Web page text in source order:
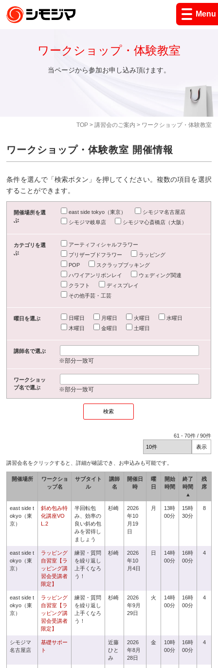
Menu
TOP> 講習会のご案内 > ワークショップ・体験教室
ワークショップ・体験教室
当ページから参加お申し込み頂けます。
ワークショップ・体験教室 開催情報
条件を選んで「検索ボタン」を押してください。複数の項目を選択
することができます。
開催場所を選
ぶ
east side tokyo（東京）
シモジマ名古屋店
シモジマ岐阜店
シモジマ心斎橋店（大阪）
カテゴリを選
ぶ
アーティフィシャルフラワー
プリザーブドフラワー
ラッピング
POP
スクラップブッキング
ハワイアンリボンレイ
ウェディング関連
クラフト
ディスプレイ
その他手芸・工芸
曜日を選ぶ 日曜日 月曜日 火曜日
水曜日
木曜日
金曜日 土曜日
講師名で選ぶ
※部分一致可
ワークショッ
プ名で選ぶ
※部分一致可
61 -70件 /90件
講習会名をクリックすると、詳細が確認でき、お申込みも可能です。
開催場所
ワークショ
ップ名
サブタイト
ル
講師
名
開催日
時
曜
日
開始
時間
終了
時間
▲
残
席
east side t
okyo（東
京）
斜め包み特
化講座VO
L.2
半回転包
み、効率の
良い斜め包
みを習得し
ましょう
杉崎
2026
年10
月19
日
月
13時
00分
15時
30分
8
east side t
okyo（東
京）
ラッピング
自習室【ラ
ッピング講
習会受講者
限定】
練習・質問
を繰り返し
上手くなろ
う！
杉崎
2026
年10
月4日
日
14時
00分
16時
00分
4
east side t
okyo（東
京）
ラッピング
自習室【ラ
ッピング講
習会受講者
限定】
練習・質問
を繰り返し
上手くなろ
う！
杉崎
2026
年9月
29日
火
14時
00分
16時
00分
4
シモジマ
名古屋店
基礎サポー
ト
近藤
ひと
み
2026
年8月
28日
金
10時
00分
16時
00分
4